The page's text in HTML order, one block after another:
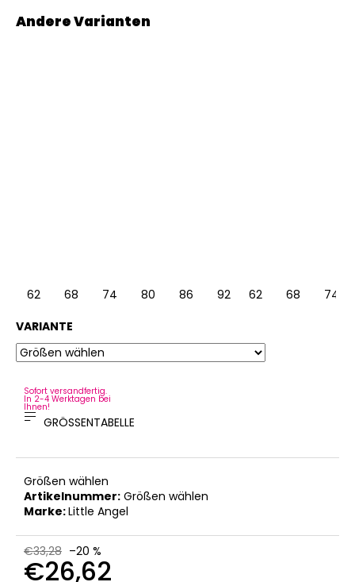
62 68 74 80 86 92 62 68
74
VARIANTE
Sofort versandfertig.
In 2-4 Werktagen bei
Ihnen!
GRÖSSENTABELLE
Größen wählen
Artikelnummer: Größen wählen
Marke:Little Angel
€33,28 –20 %
€26,62